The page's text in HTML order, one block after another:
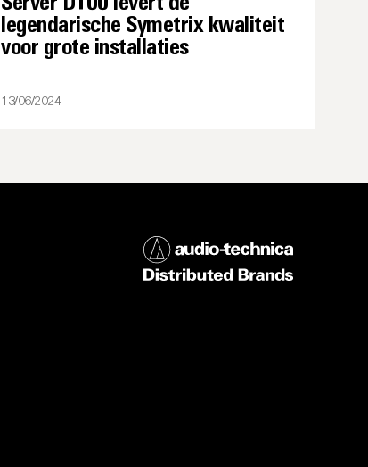
legendarische Symetrix kwaliteit
voor grote installaties
13/06/2024